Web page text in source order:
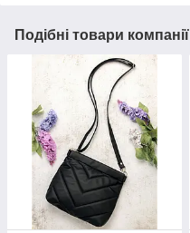
Подібні товари компанії